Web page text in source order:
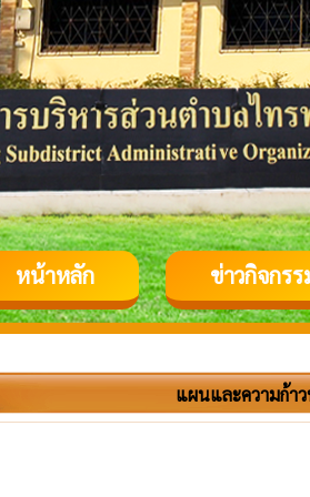
หน้าหลัก ข่าวกิจกรร
แผนและความก้า